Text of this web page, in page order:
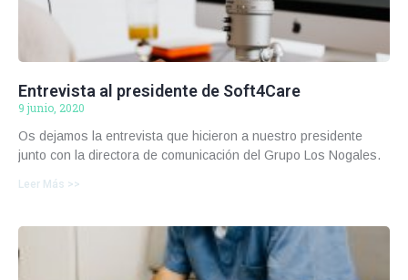
Entrevista al presidente de Soft4Care
9 junio, 2020
Os dejamos la entrevista que hicieron a nuestro presidente
junto con la directora de comunicación del Grupo Los Nogales.
Leer Más >>